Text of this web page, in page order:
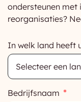
ondersteunen met
reorganisaties?
In welk land heeft
Bedrijfsnaam